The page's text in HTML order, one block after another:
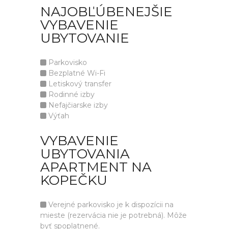
NAJOBĽÚBENEJŠIE
VYBAVENIE
UBYTOVANIE
Parkovisko
Bezplatné Wi-Fi
Letiskový transfer
Rodinné izby
Nefajčiarske izby
Výťah
VYBAVENIE
UBYTOVANIA
APARTMENT NA
KOPEČKU
Verejné parkovisko je k dispozícii na
mieste (rezervácia nie je potrebná). Môže
byť spoplatnené.